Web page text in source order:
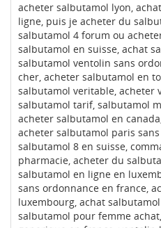
acheter salbutamol lyon,
ligne, puis je acheter du
salbutamol 4 forum ou
salbutamol en suisse, achat
salbutamol ventolin sans
cher, acheter salbutamol en
salbutamol veritable, acheter
salbutamol tarif, salbutamol
acheter salbutamol en
acheter salbutamol paris
salbutamol 8 en suisse,
pharmacie, acheter du
salbutamol en ligne en
sans ordonnance en france,
luxembourg, achat
salbutamol pour femme